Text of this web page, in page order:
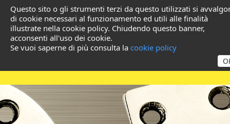
Questo sito o gli strumenti terzi da questo utilizzati si
di cookie necessari al funzionamento ed utili alle finalità
illustrate nella cookie policy. Chiudendo questo banner,
acconsenti all'uso dei cookie.
Se vuoi saperne di più consulta la cookie policy